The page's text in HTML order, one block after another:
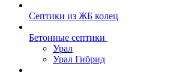
Септики из ЖБ колец
Бетонные септики
Урал
Урал Гибрид